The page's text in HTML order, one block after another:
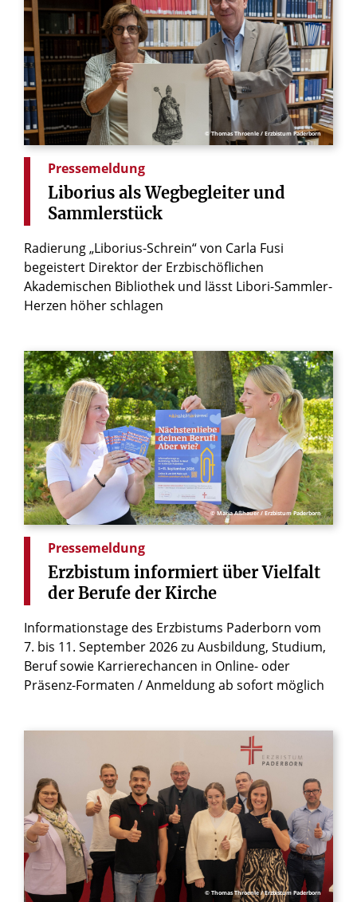
© Thomas Throenle / Erzbistum Paderborn
Pressemeldung
Liborius als Wegbegleiter und
Sammlerstück
Radierung „Liborius-Schrein“ von Carla Fusi
begeistert Direktor der Erzbischöflichen
Akademischen Bibliothek und lässt Libori-Sammler-
Herzen höher schlagen
© Maria Aßhauer / Erzbistum Paderborn
Pressemeldung
Erzbistum informiert über Vielfalt
der Berufe der Kirche
Informationstage des Erzbistums Paderborn vom
7. bis 11. September 2026 zu Ausbildung, Studium,
Beruf sowie Karrierechancen in Online- oder
Präsenz-Formaten / Anmeldung ab sofort möglich
© Thomas Throenle / Erzbistum Paderborn